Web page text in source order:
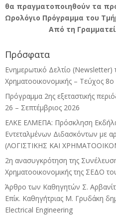
θα πραγματοποιηθούν τα
Ωρολόγιο Πρόγραμμα του
Από τη
Πρόσφατα
Ενημερωτικό Δελτίο (Newsletter)
Χρηματοοικονομικής – Τεύχος 8ο
Πρόγραμμα 2ης εξεταστικής
26 – Σεπτέμβριος 2026
ΕΛΚΕ ΕΛΜΕΠΑ: Πρόσκληση
Εντεταλμένων Διδασκόντων με
(ΛΟΓΙΣΤΙΚΗΣ ΚΑΙ
2η ανασυγκρότηση της
Χρηματοοικονομικής της ΣΕΔΟ
Άρθρο των Καθηγητών Σ.
Επίκ. Καθηγήτριας Μ. Γρυδάκη
Electrical Engineering